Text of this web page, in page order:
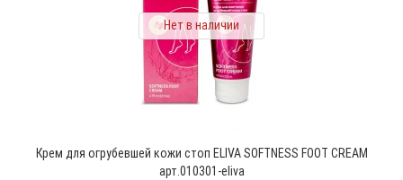
Нет в наличии
Крем для огрубевшей кожи стоп ELIVA SOFTNESS FOOT CREAM
арт.010301-eliva